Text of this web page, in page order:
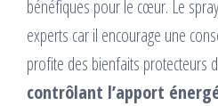
bénéfiques pour le cœur. Le
experts car il encourage une
profite des bienfaits protecteurs
contrôlant l’apport